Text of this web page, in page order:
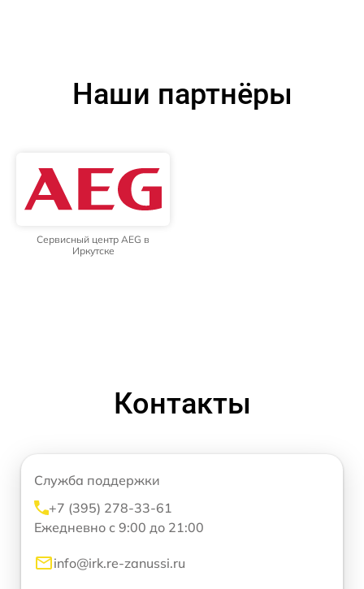
Наши партнёры
Сервисный центр AEG в
Иркутске
Контакты
Служба поддержки
+7 (395) 278-33-61
Ежедневно с 9:00 до 21:00
info@irk.re-zanussi.ru